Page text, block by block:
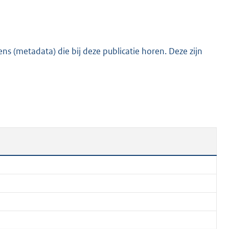
K
(metadata) die bij deze publicatie horen. Deze zijn